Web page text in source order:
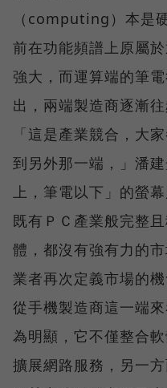
（computing）本是
前在功能頻譜上原屬
強大，而運算端的筆
出，兩端製造商逐漸
「這是產業競合，大
到另外那一端，」潘
上，筆電以下」的螢
既有ＰＣ產業般完整
體，都沒有強有力的
業者再次定義市場的機
從手機製造商這一端
為明顯，它不僅整合
擴展網路服務，另一